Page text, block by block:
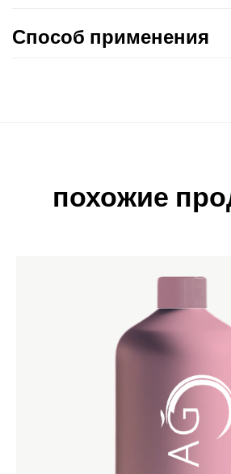
Способ применения
похожие